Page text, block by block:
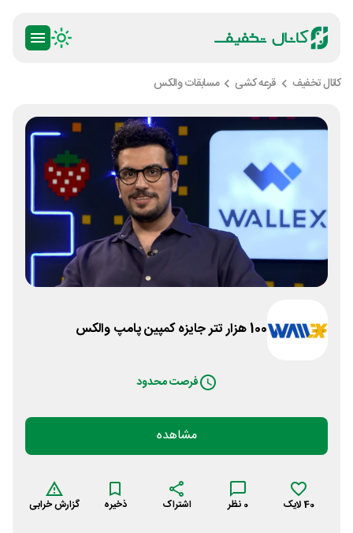
کانال تخفیف قرعه کشی مسابقات والکس
100 هزار تتر جایزه کمپین پامپ والکس
فرصت محدود
مشاهده
40 لایک 0 نظر اشتراک ذخیره گزارش خرابی